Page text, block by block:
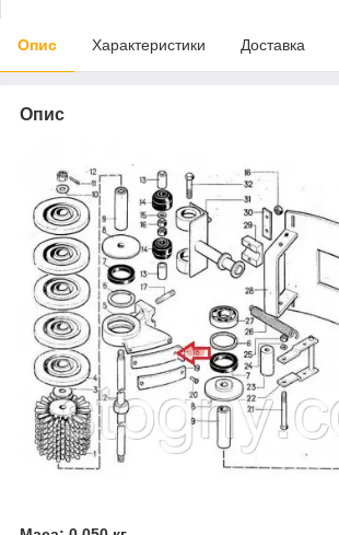
Опис Характеристики Доставка
Опис